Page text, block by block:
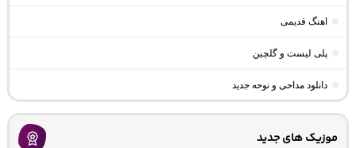
اهنگ قدیمی
پلی لیست و گلچین
دانلود مداحی و نوحه جدید
موزیک های جدید